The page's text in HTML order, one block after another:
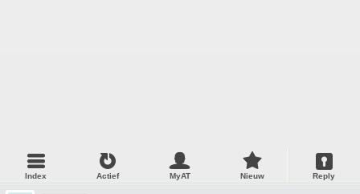
Index Actief MyAT Nieuw Reply